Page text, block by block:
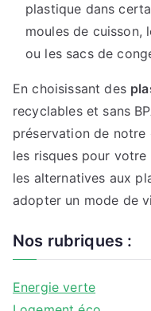
plastique dans
moules de cuisson,
ou les sacs de
En choisissant des
recyclables et sans
préservation de
les risques pour votre
les alternatives aux
adopter un mode de
Nos rubriques :
Energie verte